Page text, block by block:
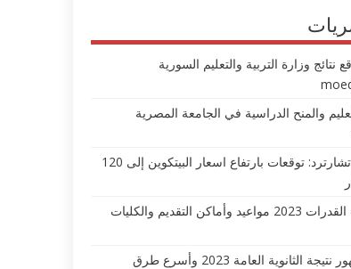
نتائج وزارة التربية والتعليم السورية
والمنح الدراسية في الجامعة المصرية
ستاندرد تشارترد: توقعات بارتفاع اسعار البيتكوين إلى 120
اختبارات القدرات 2023 مواعيد وأماكن التقديم والكليات
موعد ظهور نتيجة الثانوية العامة 2023 وأسرع طرق